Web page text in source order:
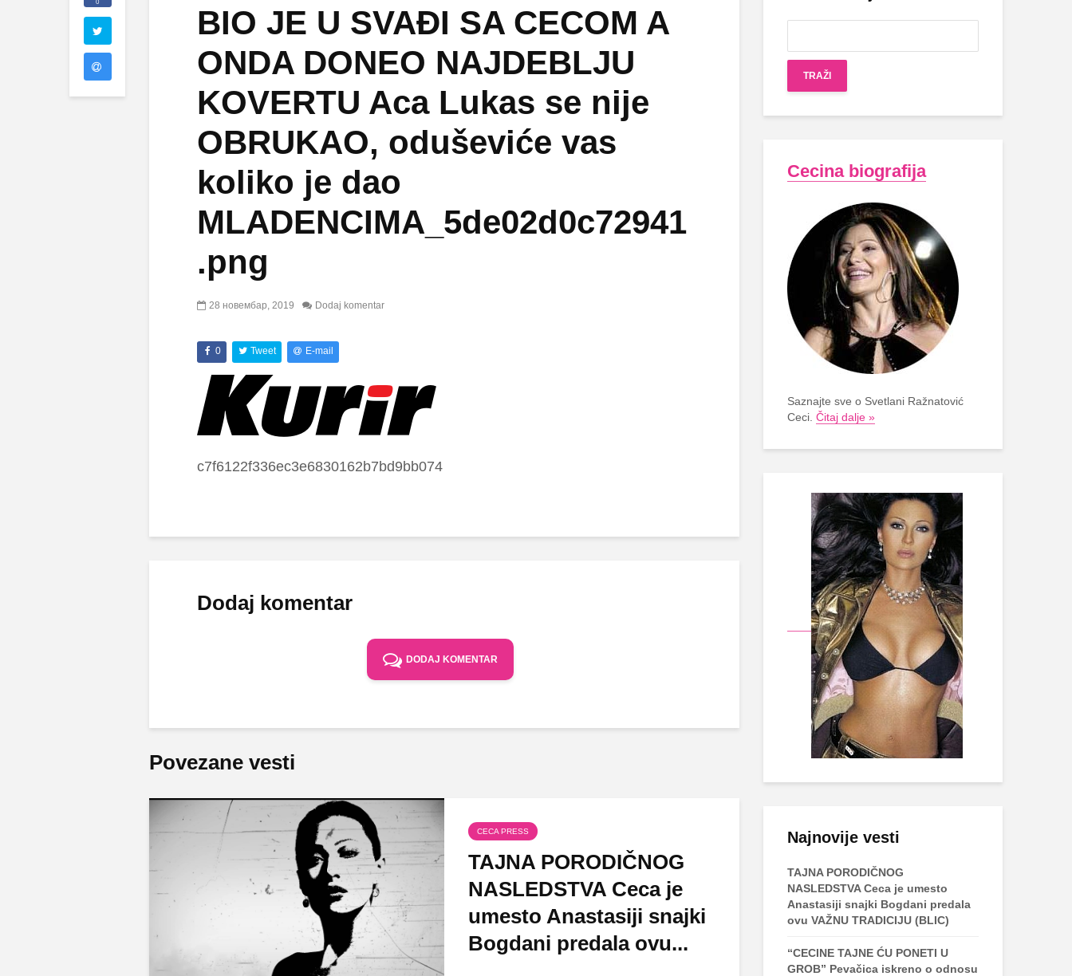
BIO JE U SVAĐI SA CECOM A
ONDA DONEO NAJDEBLJU
KOVERTU Aca Lukas se nije
OBRUKAO, oduševiće vas
koliko je dao
MLADENCIMA_5de02d0c72941
.png
28 новембар, 2019 Dodaj komentar
0 Tweet E-mail
c7f6122f336ec3e6830162b7bd9bb074
Dodaj komentar
DODAJ KOMENTAR
Povezane vesti
CECA PRESS
TAJNA PORODIČNOG
NASLEDSTVA Ceca je
umesto Anastasiji snajki
Bogdani predala ovu...
Cecina biografija
Saznajte sve o Svetlani Ražnatović
Ceci. Čitaj dalje »
Najnovije vesti
TAJNA PORODIČNOG
NASLEDSTVA Ceca je umesto
Anastasiji snajki Bogdani predala
ovu VAŽNU TRADICIJU (BLIC)
“CECINE TAJNE ĆU PONETI U
GROB” Pevačica iskreno o odnosu